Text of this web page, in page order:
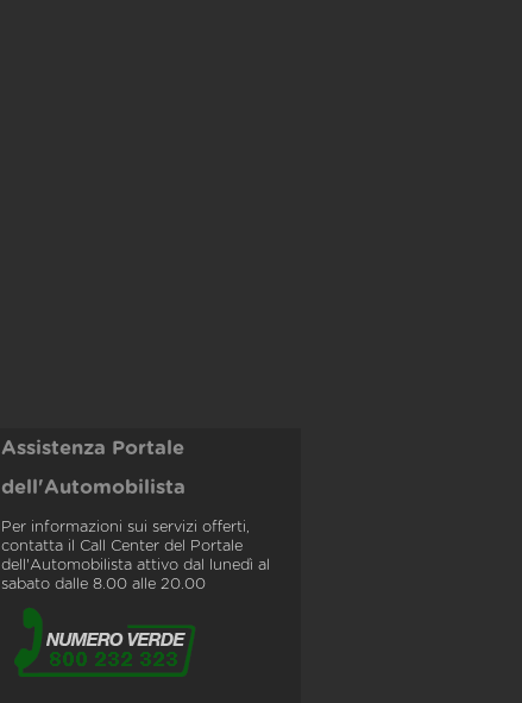
Assistenza Portale
dell'Automobilista
Per informazioni sui servizi offerti,
contatta il Call Center del Portale
dell'Automobilista attivo dal lunedì al
sabato dalle 8.00 alle 20.00